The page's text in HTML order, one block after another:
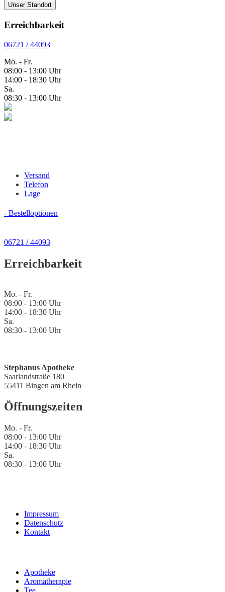
Unser Standort
Erreichbarkeit
06721 / 44093
Mo. - Fr.
08:00 - 13:00 Uhr
14:00 - 18:30 Uhr
Sa.
08:30 - 13:00 Uhr
Versand
Telefon
Lage
- Bestelloptionen
06721 / 44093
Erreichbarkeit
Mo. - Fr.
08:00 - 13:00 Uhr
14:00 - 18:30 Uhr
Sa.
08:30 - 13:00 Uhr
Stephanus Apotheke
Saarlandstraße 180
55411 Bingen am Rhein
Öffnungszeiten
Mo. - Fr.
08:00 - 13:00 Uhr
14:00 - 18:30 Uhr
Sa.
08:30 - 13:00 Uhr
Impressum
Datenschutz
Kontakt
Apotheke
Aromatherapie